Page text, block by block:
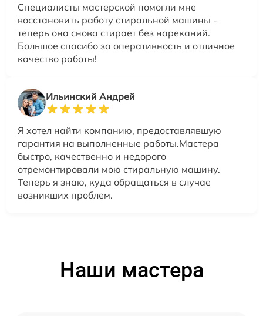
Специалисты мастерской помогли мне
восстановить работу стиральной машины -
теперь она снова стирает без нареканий.
Большое спасибо за оперативность и отличное
качество работы!
Ильинский Андрей
Я хотел найти компанию, предоставлявшую
гарантия на выполненные работы.Мастера
быстро, качественно и недорого
отремонтировали мою стиральную машину.
Теперь я знаю, куда обращаться в случае
возникших проблем.
Наши мастера